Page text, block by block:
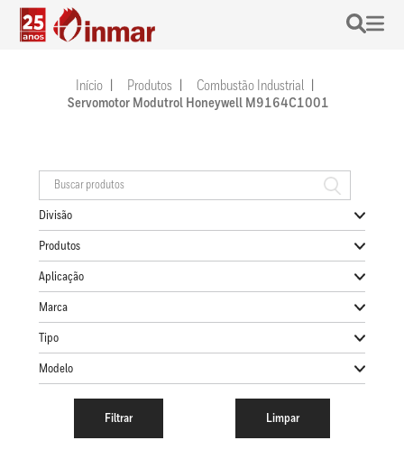
Início Produtos
Combustão Industrial
Servomotor Modutrol Honeywell M9164C1001
Divisão
Produtos
Aplicação
Marca
Tipo
Modelo